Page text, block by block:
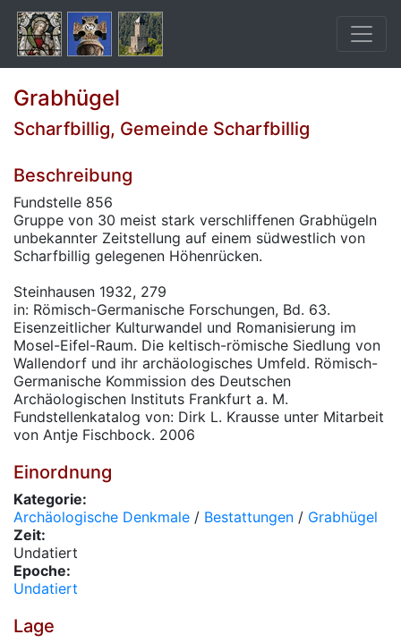
Grabhügel
Scharfbillig, Gemeinde Scharfbillig
Beschreibung
Fundstelle 856
Gruppe von 30 meist stark verschliffenen Grabhügeln
unbekannter Zeitstellung auf einem südwestlich von
Scharfbillig gelegenen Höhenrücken.
Steinhausen 1932, 279
in: Römisch-Germanische Forschungen, Bd. 63.
Eisenzeitlicher Kulturwandel und Romanisierung im
Mosel-Eifel-Raum. Die keltisch-römische Siedlung von
Wallendorf und ihr archäologisches Umfeld. Römisch-
Germanische Kommission des Deutschen
Archäologischen Instituts Frankfurt a. M.
Fundstellenkatalog von: Dirk L. Krausse unter Mitarbeit
von Antje Fischbock. 2006
Einordnung
Kategorie:
Archäologische Denkmale / Bestattungen / Grabhügel
Zeit:
Undatiert
Epoche:
Undatiert
Lage